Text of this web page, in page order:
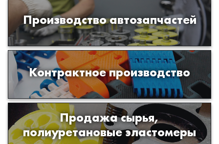
Производство автозапчастей
Разработка и производство деталей
из эластомеров для подвески
автомобиля
Контрактное производство
Производство изделий из пластиков
и полимеров по образцам либо
чертежам заказчика
Продажа сырья,
полиуретановые эластомеры
Продажа сырья для производства
изделий из полиуретана